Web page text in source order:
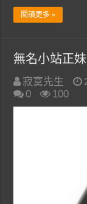
閱讀更多 »
無名小站正
寂寞先生
0
100